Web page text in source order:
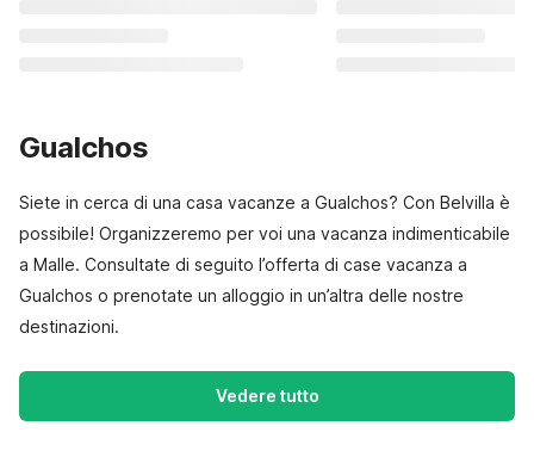
Gualchos
Siete in cerca di una casa vacanze a Gualchos? Con Belvilla è
possibile! Organizzeremo per voi una vacanza indimenticabile
a Malle. Consultate di seguito l’offerta di case vacanza a
Gualchos o prenotate un alloggio in un’altra delle nostre
destinazioni.
Vedere tutto